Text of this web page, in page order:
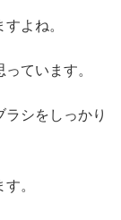
よね。
ています。
シをしっかり
。